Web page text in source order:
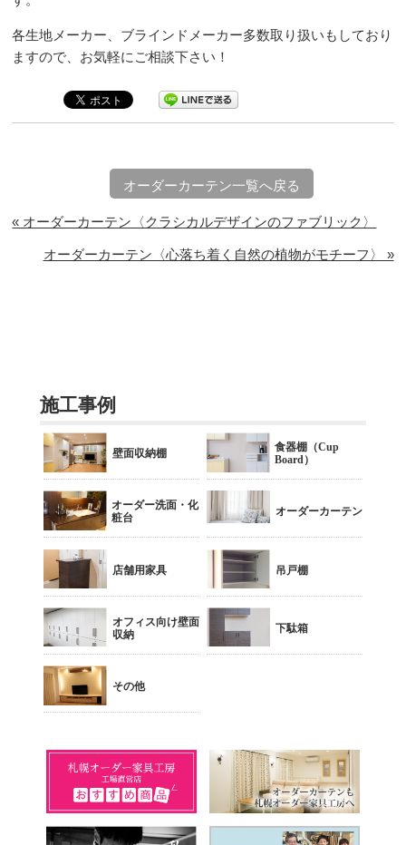
各生地メーカー、ブラインドメーカー多数取り扱いもしており
ますので、お気軽にご相談下さい！
オーダーカーテン一覧へ戻る
« オーダーカーテン〈クラシカルデザインのファブリック〉
オーダーカーテン〈心落ち着く自然の植物がモチーフ〉 »
施工事例
壁面収納棚
食器棚（Cup
Board）
オーダー洗面・化
粧台
オーダーカーテン
店舗用家具 吊戸棚
オフィス向け壁面
収納
下駄箱
その他